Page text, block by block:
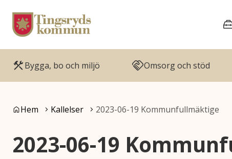
Gå till innehåll
Gå till huvudmeny
Bygga, bo och miljö Omsorg och stöd
Du är här:
Hem Kallelser 2023-06-19 Kommunfullmäktige
2023-06-19